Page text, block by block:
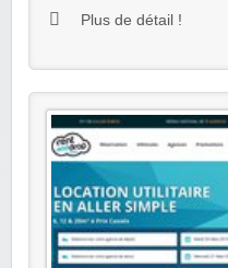
Plus de détail !